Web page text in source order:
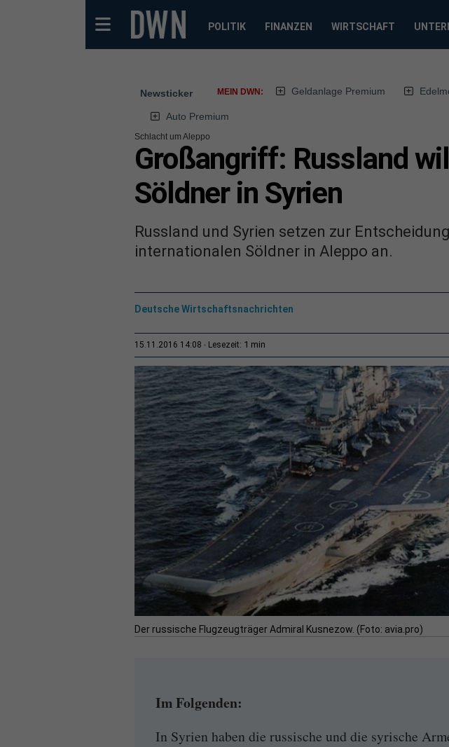
POLITIK FINANZEN WIRTSCHAFT
Newsticker MEIN DWN: Geldanlage Premium
Auto Premium
Schlacht um Aleppo
Großangriff: Russland
Söldner in Syrien
Russland und Syrien setzen zur
internationalen Söldner in Aleppo an.
Deutsche Wirtschaftsnachrichten
15.11.2016 14:08 Lesezeit: 1 min
Der russische Flugzeugträger Admiral Kusnezow. (Foto: avia.pro)
Im Folgenden:
In Syrien haben die russische und die syrische